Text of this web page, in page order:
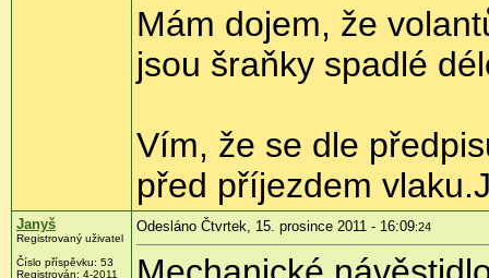
Mám dojem, že
jsou šraňky spadlé
Vím, že se dle
před příjezdem
Janyš
Registrovaný uživatel
Číslo příspěvku: 53
Registrován: 4-2011
Odesláno Čtvrtek, 15. prosince 2011 - 16:09:24